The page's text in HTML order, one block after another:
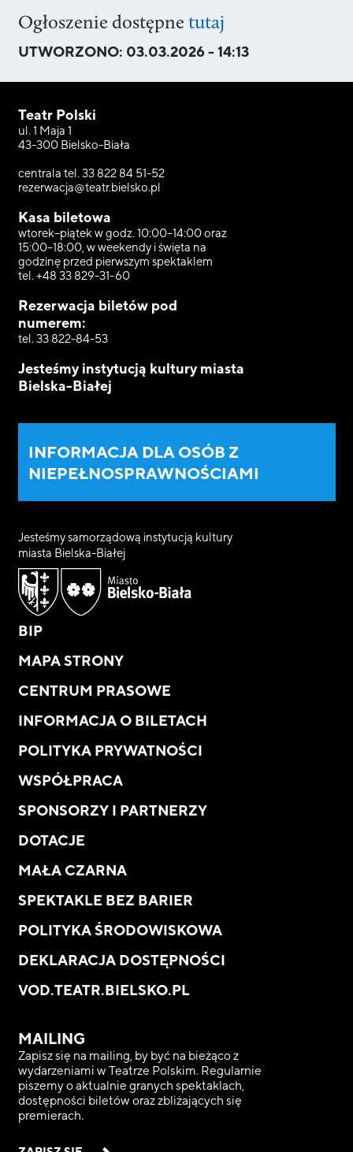
Ogłoszenie dostępne tutaj
UTWORZONO: 03.03.2026 - 14:13
Teatr Polski
ul. 1 Maja 1
43-300 Bielsko-Biała
centrala tel. 33 822 84 51-52
rezerwacja@teatr.bielsko.pl
Kasa biletowa
wtorek–piątek w godz. 10:00–14:00 oraz
15:00–18:00, w weekendy i święta na
godzinę przed pierwszym spektaklem
tel. +48 33 829-31-60
Rezerwacja biletów pod
numerem:
tel. 33 822-84-53
Jesteśmy instytucją kultury miasta
Bielska-Białej
INFORMACJA DLA OSÓB Z
NIEPEŁNOSPRAWNOŚCIAMI
Jesteśmy samorządową instytucją kultury
miasta Bielska-Białej
BIP
MAPA STRONY
CENTRUM PRASOWE
INFORMACJA O BILETACH
POLITYKA PRYWATNOŚCI
WSPÓŁPRACA
SPONSORZY I PARTNERZY
DOTACJE
MAŁA CZARNA
SPEKTAKLE BEZ BARIER
POLITYKA ŚRODOWISKOWA
DEKLARACJA DOSTĘPNOŚCI
VOD.TEATR.BIELSKO.PL
MAILING
Zapisz się na mailing, by być na bieżąco z
wydarzeniami w Teatrze Polskim. Regularnie
piszemy o aktualnie granych spektaklach,
dostępności biletów oraz zbliżających się
premierach.